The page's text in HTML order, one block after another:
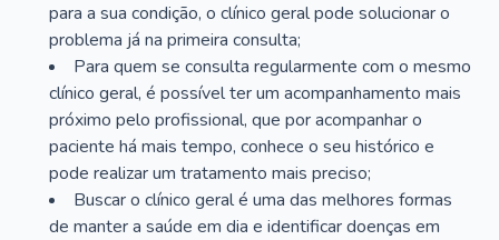
para a sua condição, o clínico geral pode solucionar o
problema já na primeira consulta;
Para quem se consulta regularmente com o mesmo
clínico geral, é possível ter um acompanhamento mais
próximo pelo profissional, que por acompanhar o
paciente há mais tempo, conhece o seu histórico e
pode realizar um tratamento mais preciso;
Buscar o clínico geral é uma das melhores formas
de manter a saúde em dia e identificar doenças em